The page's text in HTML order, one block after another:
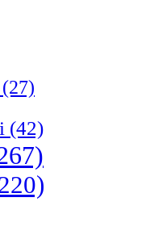
(27)
(42)